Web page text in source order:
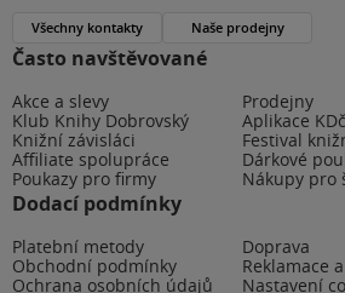
Často navštěvované
Akce a slevy
Prodejny
Klub Knihy Dobrovský
Aplikace
Knižní závisláci
Festival
Affiliate spolupráce
Dárkové
Poukazy pro firmy
Nákupy pro
Dodací podmínky
Platební metody
Doprava
Obchodní podmínky
Reklamace
Ochrana osobních údajů
Nastavení
Všechny kontakty Naše prodejny